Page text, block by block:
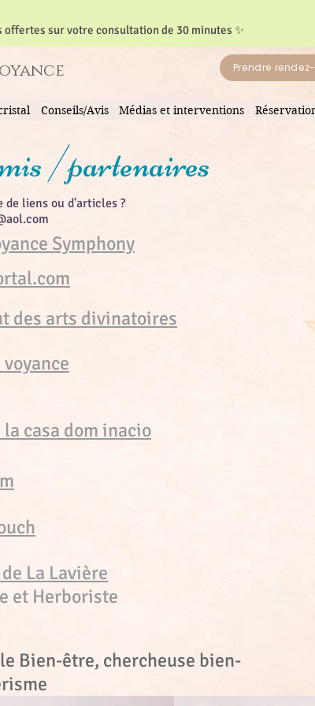
sur votre consultation de 30 minutes ✨
Prendre
Conseils/Avis Médias et interventions
/partenaires
de liens ou d'articles ?
Symphony
des arts divinatoires
la casa dom inacio
La Lavière
et Herboriste
Bien-être, chercheuse bien-